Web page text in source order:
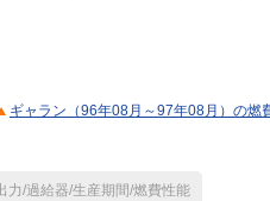
ギャラン（96年08月～97年08月）の燃
力/過給器/生産期間/燃費性能